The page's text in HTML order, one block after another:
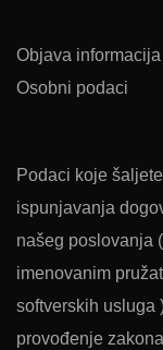
Objava informacija
Osobni podaci
Podaci koje
ispunjavanja
našeg poslovanja
imenovanim
softverskih usluga
provođenje